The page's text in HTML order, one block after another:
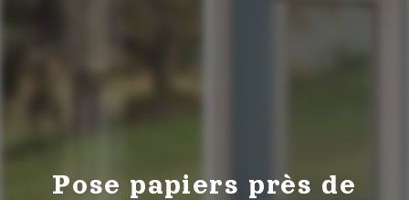
Pose papiers près de